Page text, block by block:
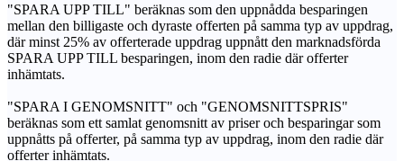
"SPARA UPP TILL" beräknas som den uppnådda besparingen
mellan den billigaste och dyraste offerten på samma typ av uppdrag,
där minst 25% av offerterade uppdrag uppnått den marknadsförda
SPARA UPP TILL besparingen, inom den radie där offerter
inhämtats.
"SPARA I GENOMSNITT" och "GENOMSNITTSPRIS"
beräknas som ett samlat genomsnitt av priser och besparingar som
uppnåtts på offerter, på samma typ av uppdrag, inom den radie där
offerter inhämtats.